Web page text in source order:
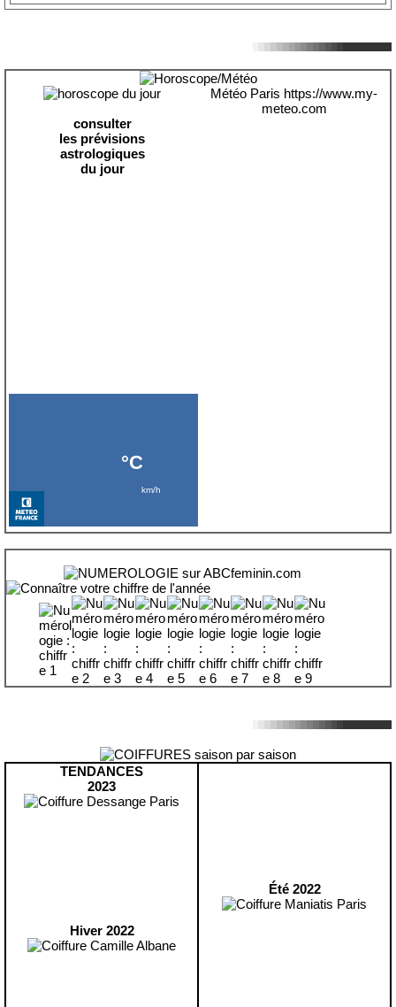
consulter
les prévisions
astrologiques
du jour
Météo Paris https://www.my-
meteo.com
TENDANCES
2023
Hiver 2022
Été 2022